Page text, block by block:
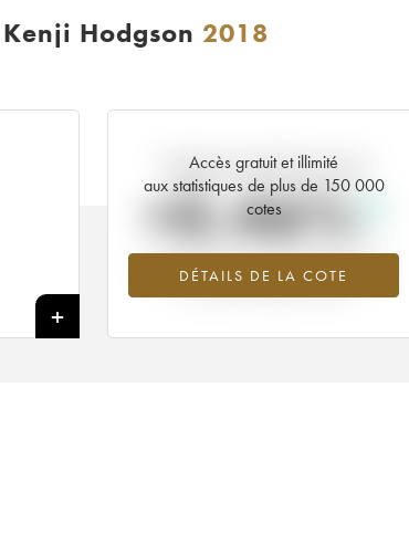
Hodgson 2018
+
Accès gratuit et illimité
aux statistiques de plus de 150 000
cotes
DÉTAILS DE LA COTE
Tendance actuelle de la cote
+0.46%
Tendance à la hausse du millésime 2018
en 2026 par rapport à 2025